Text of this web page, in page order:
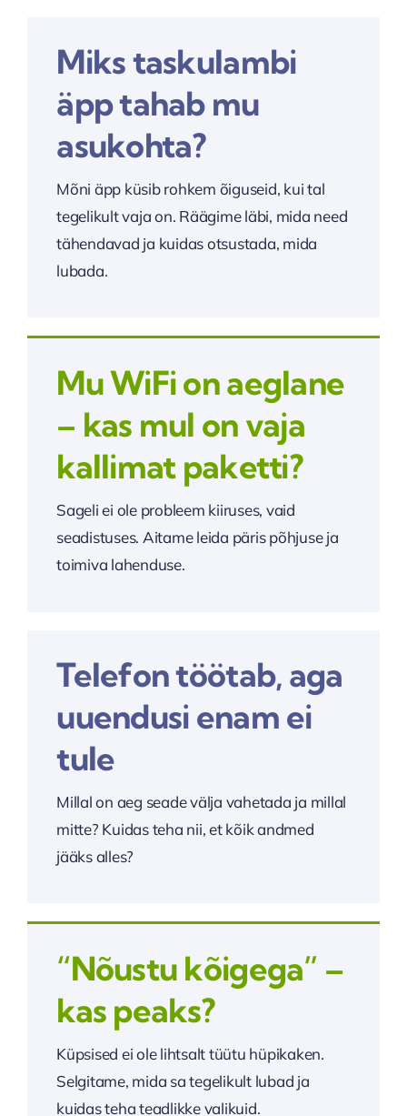
Miks taskulambi
äpp tahab mu
asukohta?
Mõni äpp küsib rohkem õiguseid, kui tal
tegelikult vaja on. Räägime läbi, mida need
tähendavad ja kuidas otsustada, mida
lubada.
Mu WiFi on aeglane
– kas mul on vaja
kallimat paketti?
Sageli ei ole probleem kiiruses, vaid
seadistuses. Aitame leida päris põhjuse ja
toimiva lahenduse.
Telefon töötab, aga
uuendusi enam ei
tule
Millal on aeg seade välja vahetada ja millal
mitte? Kuidas teha nii, et kõik andmed
jääks alles?
“Nõustu kõigega” –
kas peaks?
Küpsised ei ole lihtsalt tüütu hüpikaken.
Selgitame, mida sa tegelikult lubad ja
kuidas teha teadlikke valikuid.